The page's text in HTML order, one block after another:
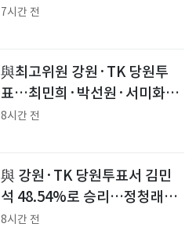
선두(종합)
7시간 전
與최고위원 강원·TK 당원투
표…최민희·박선원·서미화·
한민수·이성윤 순
8시간 전
與 강원·TK 당원투표서 김민
석 48.54%로 승리…정청래
44.40%·송영길 7.06%
8시간 전